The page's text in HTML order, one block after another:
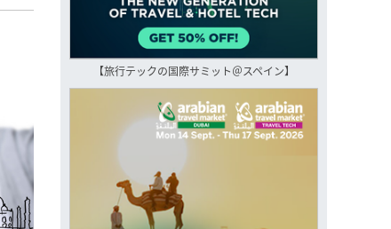
【旅行テックの国際サミット＠スペイン】